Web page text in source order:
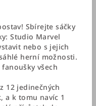
Sbírejte sáčky
Studio Marvel
nebo s jejich
herní možnosti.
všech
12 jedinečných
a k tomu navíc 1